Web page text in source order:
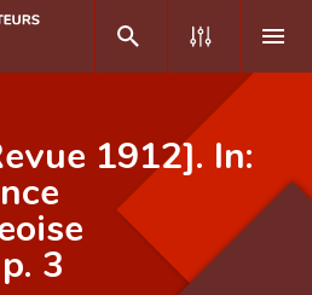
1912]. In:
3